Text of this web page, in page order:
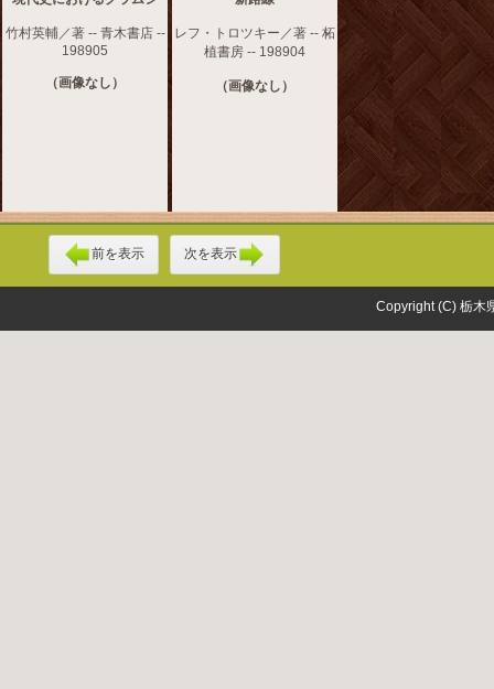
竹村英輔／著 -- 青木書店 --
198905
（画像なし）
レフ・トロツキー／著 -- 柘
植書房 -- 198904
（画像なし）
前を表示 次を表示
Copyright (C) 栃木